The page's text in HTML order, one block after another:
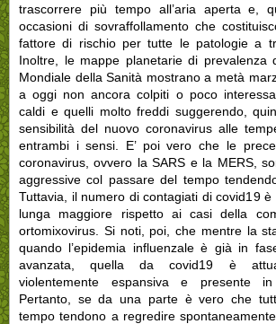
trascorrere più tempo all’aria aperta e,
occasioni di sovraffollamento che
fattore di rischio per tutte le patologie a
Inoltre, le mappe planetarie di prevalenza
Mondiale della Sanità mostrano a metà
a oggi non ancora colpiti o poco
caldi e quelli molto freddi suggerendo,
sensibilità del nuovo coronavirus alle
entrambi i sensi. E’ poi vero che le
coronavirus, ovvero la SARS e la MERS,
aggressive col passare del tempo
Tuttavia, il numero di contagiati di covid19
lunga maggiore rispetto ai casi della
ortomixovirus. Si noti, poi, che mentre la
quando l’epidemia influenzale è già in
avanzata, quella da covid19 è
violentemente espansiva e presente
Pertanto, se da una parte è vero che
tempo tendono a regredire